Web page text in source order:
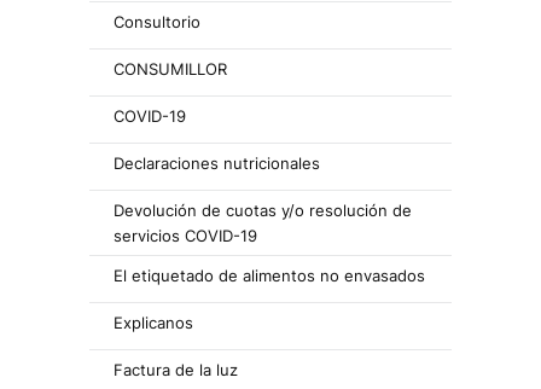
Consultorio
CONSUMILLOR
COVID-19
Declaraciones nutricionales
Devolución de cuotas y/o resolución de
servicios COVID-19
El etiquetado de alimentos no envasados
Explicanos
Factura de la luz